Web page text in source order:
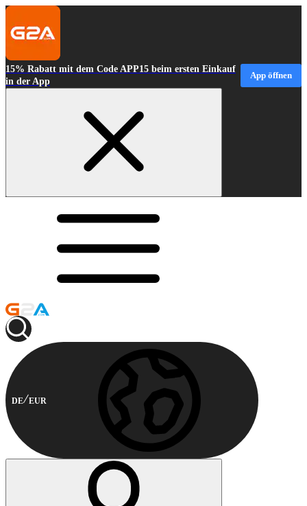
15% Rabatt mit dem Code APP15 beim ersten Einkauf
in der App
App öffnen
DE EUR